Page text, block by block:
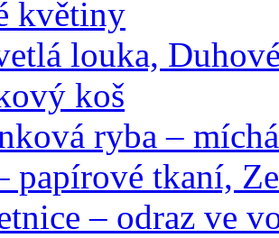
květiny
louka,
koš
ryba –
papírové tkaní,
– odraz ve